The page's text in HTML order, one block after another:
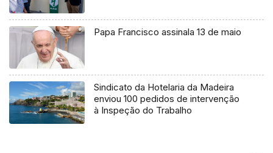
Papa Francisco assinala 13 de maio
Sindicato da Hotelaria da Madeira
enviou 100 pedidos de intervenção
à Inspeção do Trabalho